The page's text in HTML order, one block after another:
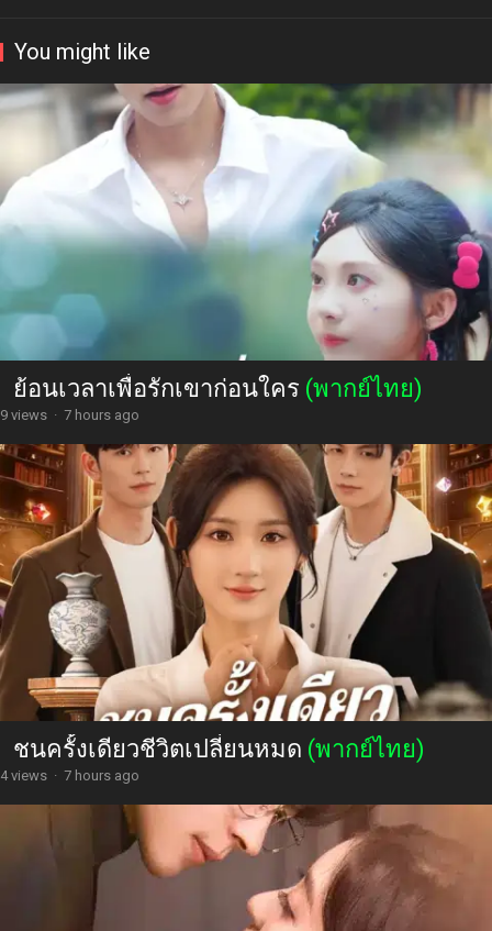
You might like
ย้อนเวลาเพื่อรักเขาก่อนใคร (พากย์ไทย)
9 views · 7 hours ago
ชนครั้งเดียวชีวิตเปลี่ยนหมด (พากย์ไทย)
4 views · 7 hours ago